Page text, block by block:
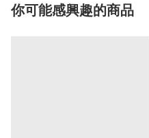
你可能感興趣的商品